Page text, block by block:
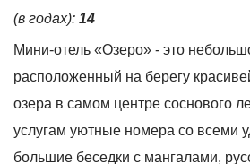
(в годах): 14
Мини-отель «Озеро» - это
расположенный на берегу
озера в самом центре соснового
услугам уютные номера со всеми
большие беседки с мангалами,